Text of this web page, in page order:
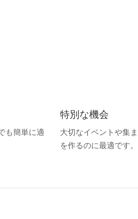
も簡単に適
特別な機会
大切なイベントや集
を作るのに最適です。